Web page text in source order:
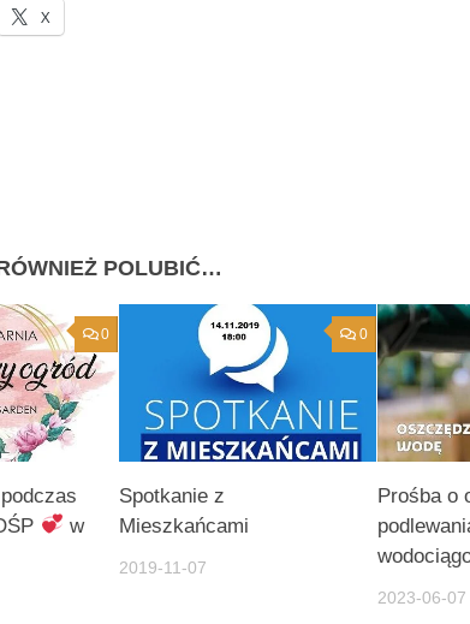
X
POLUBIĆ…
0
w
0
Spotkanie z
Mieszkańcami
2019-11-07
Prośba o
2023-06-07